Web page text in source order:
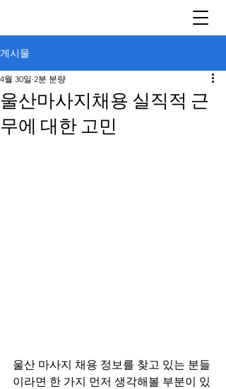
게시물
울산마사지채용 실직적 근
무에 대한 고민
4월 30일 2분 분량
울산 마사지 채용 정보를 찾고 있는 분들
이라면 한 가지 먼저 생각해볼 부분이 있